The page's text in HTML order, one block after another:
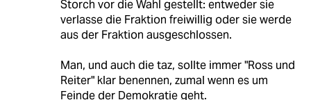
Storch vor die Wahl gestellt: entweder sie
verlasse die Fraktion freiwillig oder sie werde
aus der Fraktion ausgeschlossen.
Man, und auch die taz, sollte immer "Ross und
Reiter" klar benennen, zumal wenn es um
Feinde der Demokratie geht.